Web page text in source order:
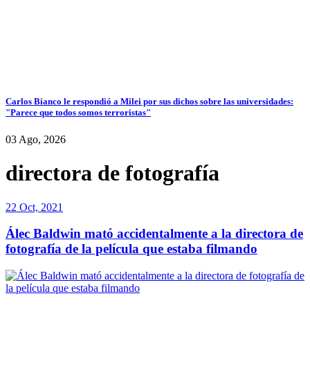
Carlos Bianco le respondió a Milei por sus dichos sobre las universidades:
"Parece que todos somos terroristas"
03 Ago, 2026
directora de fotografía
22 Oct, 2021
Álec Baldwin mató accidentalmente a la directora de
fotografía de la película que estaba filmando